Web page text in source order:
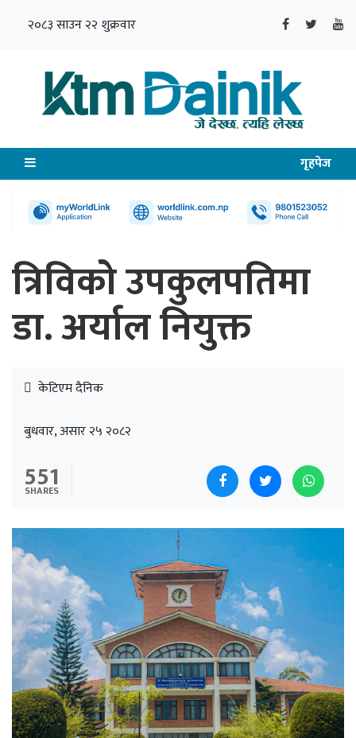
२०८३ साउन २२ शुक्रवार
गृहपेज
त्रिविको उपकुलपतिमा
डा. अर्याल नियुक्त
केटिएम दैनिक
बुधवार, असार २५ २०८२
551
SHARES